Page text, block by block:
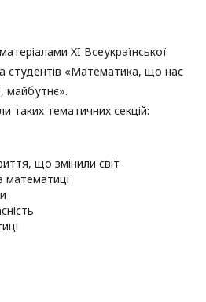
XI Всеукраїнської
студентів «Математика, що нас
майбутнє».
таких тематичних секцій:
що змінили світ
математиці